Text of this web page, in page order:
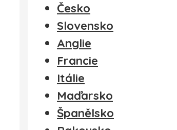
Česko
Slovensko
Anglie
Francie
Itálie
Maďarsko
Španělsko